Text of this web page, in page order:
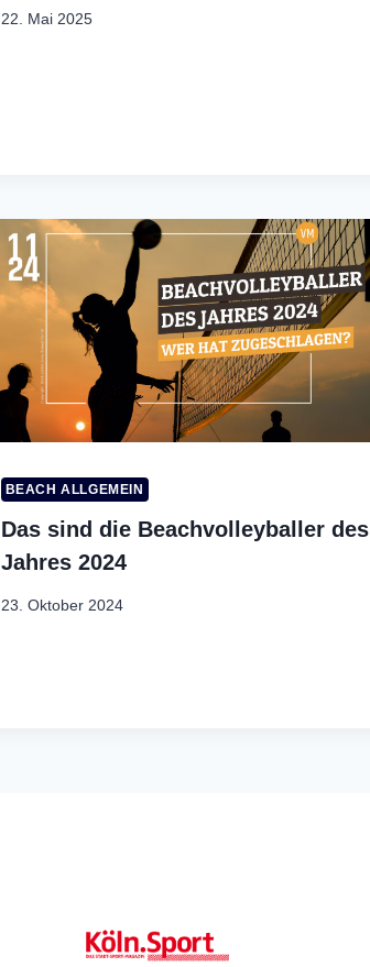
22. Mai 2025
BEACH ALLGEMEIN
Das sind die Beachvolleyballer des
Jahres 2024
23. Oktober 2024